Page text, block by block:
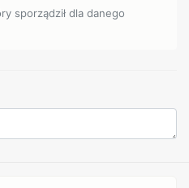
sporządził dla danego